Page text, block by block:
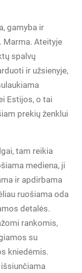
gamyba ir
Marma. Ateityje
spalvų
ir užsienyje,
Estijos, o tai
prekių ženklui
tam reikia
mediena, ji
ir apdirbama
ruošiama oda
detalės.
rankomis,
su
kniedėmis.